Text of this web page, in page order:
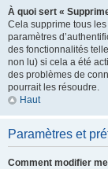
À quoi sert «
Cela supprime tous
paramètres
des fonctionnalités
non lu) si cela a été
des problèmes de
pourrait les résoudre.
Haut
Paramètres et
Comment modifier